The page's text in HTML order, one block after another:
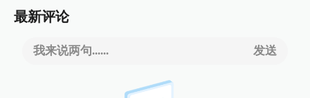
最新评论
我来说两句...... 发送